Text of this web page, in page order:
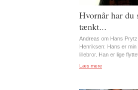
Hvornår har du
tænkt...
Andreas om Hans Prytz
Henriksen: Hans er min
lillebror. Han er lige
Læs mere